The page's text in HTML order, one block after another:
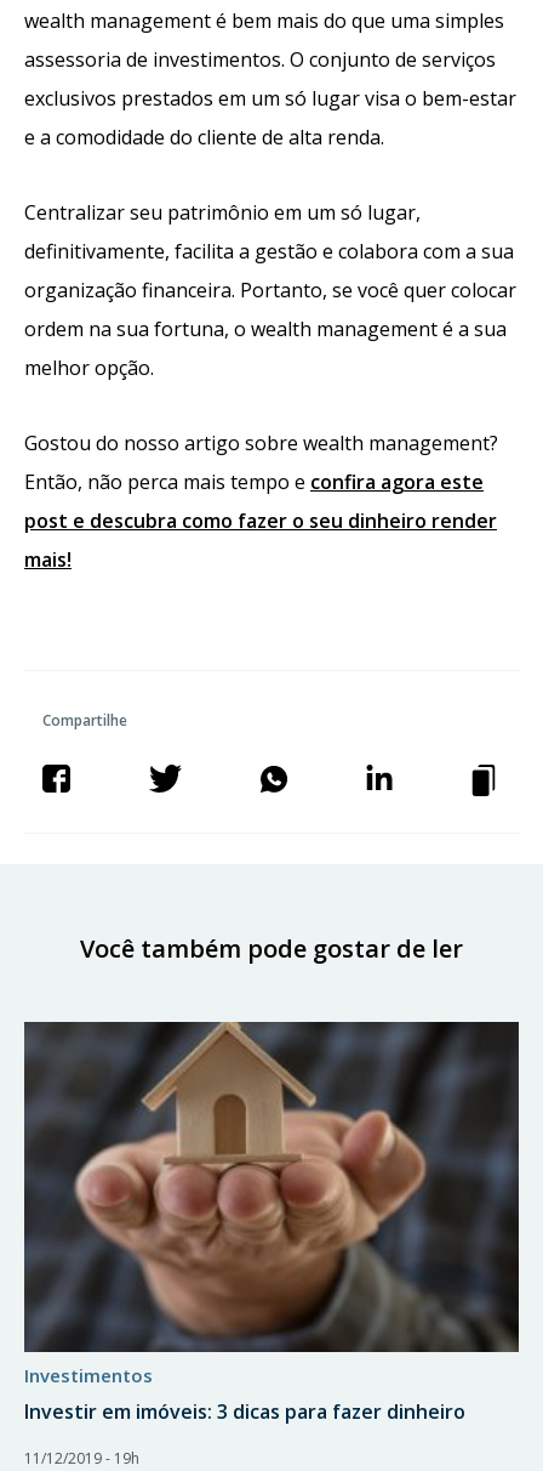
Compartilhe
wealth management é bem mais do que uma simples
assessoria de investimentos. O conjunto de serviços
exclusivos prestados em um só lugar visa o bem-estar
e a comodidade do cliente de alta renda.
Centralizar seu patrimônio em um só lugar,
definitivamente, facilita a gestão e colabora com a sua
organização financeira. Portanto, se você quer colocar
ordem na sua fortuna, o wealth management é a sua
melhor opção.
Gostou do nosso artigo sobre wealth management?
Então, não perca mais tempo e confira agora este
post e descubra como fazer o seu dinheiro render
mais!
Você também pode gostar de ler
investimentos
Investir em imóveis: 3 dicas para fazer dinheiro
11/12/2019 - 19h